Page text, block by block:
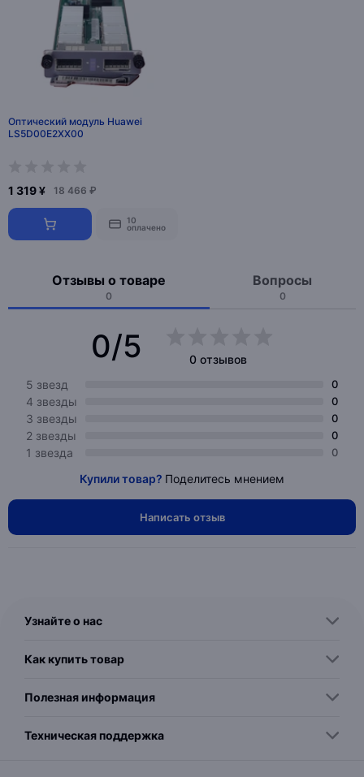
Оптический модуль Huawei
LS5D00E2XX00
1 319 ¥ 18 466 ₽
10
оплачено
Отзывы о товаре
0
Вопросы
0
0/5
0 отзывов
5 звезд
0
4 звезды 0
3 звезды 0
2 звезды 0
1 звезда 0
Купили товар? Поделитесь мнением
Написать отзыв
Узнайте о нас
Как купить товар
Полезная информация
Техническая поддержка